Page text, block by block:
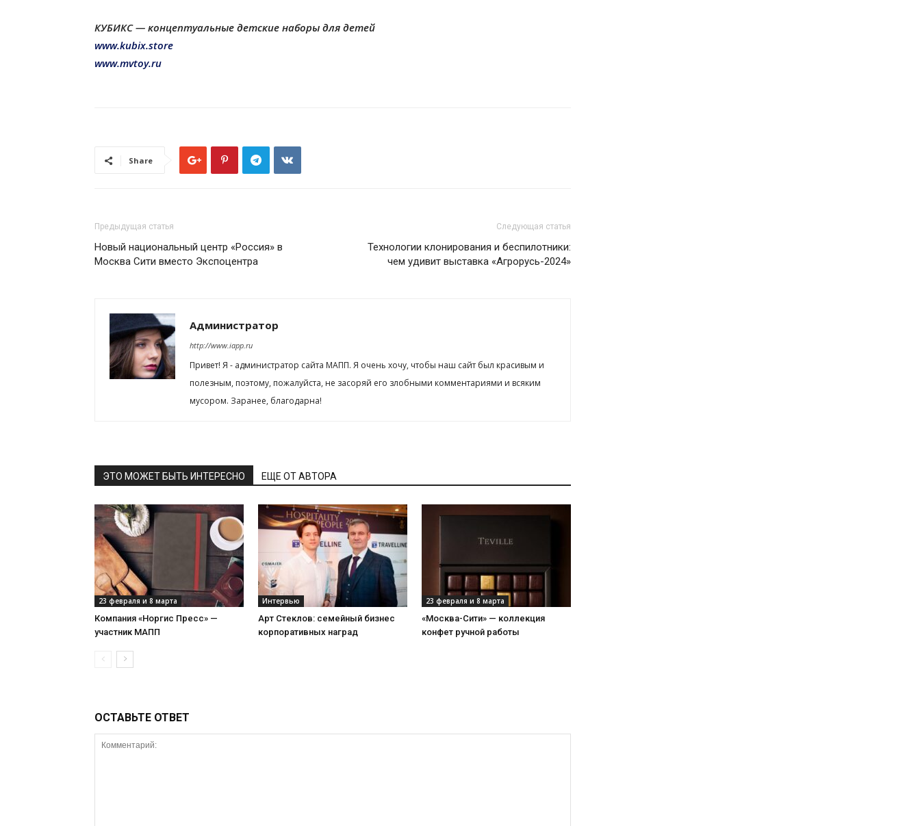
КУБИКС — концептуальные детские наборы для детей
www.kubix.store
www.mvtoy.ru
Share
Предыдущая статья
Новый национальный центр «Россия» в
Москва Сити вместо Экспоцентра
Следующая статья
Технологии клонирования и беспилотники:
чем удивит выставка «Агрорусь-2024»
Администратор
http://www.iapp.ru
Привет! Я - администратор сайта МАПП. Я очень хочу, чтобы наш сайт был красивым и
полезным, поэтому, пожалуйста, не засоряй его злобными комментариями и всяким
мусором. Заранее, благодарна!
ЭТО МОЖЕТ БЫТЬ ИНТЕРЕСНО ЕЩЕ ОТ АВТОРА
23 февраля и 8 марта
Компания «Норгис Пресс» —
участник МАПП
Интервью
Арт Стеклов: семейный бизнес
корпоративных наград
23 февраля и 8 марта
«Москва-Сити» — коллекция
конфет ручной работы
ОСТАВЬТЕ ОТВЕТ